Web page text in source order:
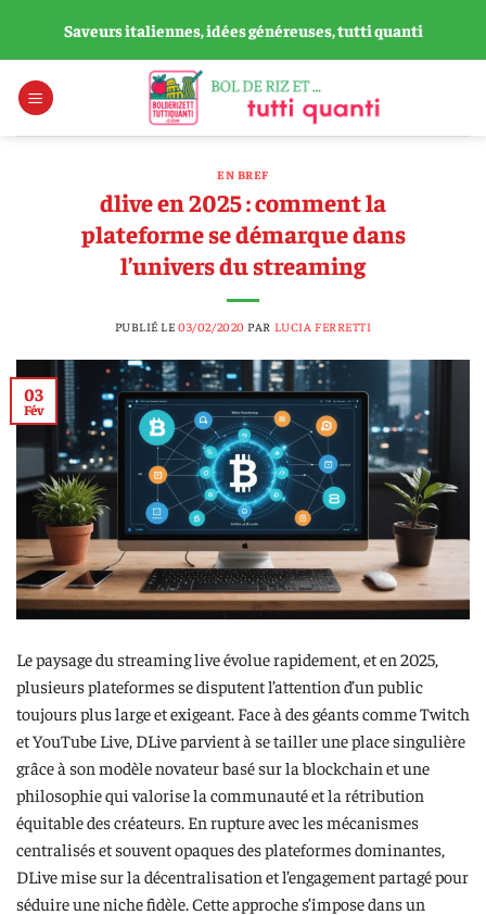
contenu
Saveurs italiennes, idées généreuses, tutti quanti
EN BREF
dlive en 2025 : comment la
plateforme se démarque dans
l’univers du streaming
PUBLIÉ LE03/02/2020 PAR LUCIA FERRETTI
03
Fév
Le paysage du streaming live évolue rapidement, et en 2025,
plusieurs plateformes se disputent l’attention d’un public
toujours plus large et exigeant. Face à des géants comme Twitch
et YouTube Live, DLive parvient à se tailler une place singulière
grâce à son modèle novateur basé sur la blockchain et une
philosophie qui valorise la communauté et la rétribution
équitable des créateurs. En rupture avec les mécanismes
centralisés et souvent opaques des plateformes dominantes,
DLive mise sur la décentralisation et l’engagement partagé pour
séduire une niche fidèle. Cette approche s’impose dans un